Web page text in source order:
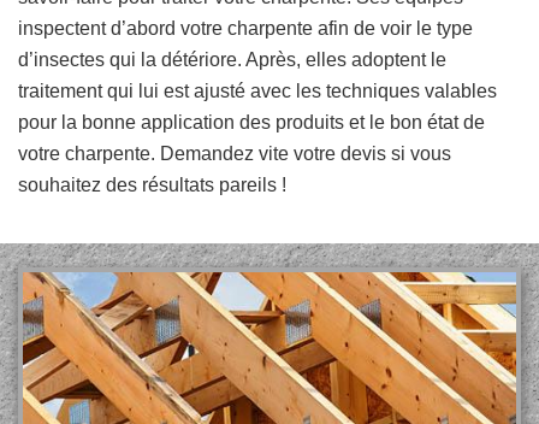
inspectent d’abord votre charpente afin de voir le type
d’insectes qui la détériore. Après, elles adoptent le
traitement qui lui est ajusté avec les techniques valables
pour la bonne application des produits et le bon état de
votre charpente. Demandez vite votre devis si vous
souhaitez des résultats pareils !